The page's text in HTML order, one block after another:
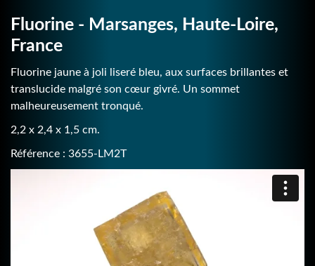
Fluorine - Marsanges, Haute-Loire,
France
Fluorine jaune à joli liseré bleu, aux surfaces brillantes et
translucide malgré son cœur givré. Un sommet
malheureusement tronqué.
2,2 x 2,4 x 1,5 cm.
Référence : 3655-LM2T